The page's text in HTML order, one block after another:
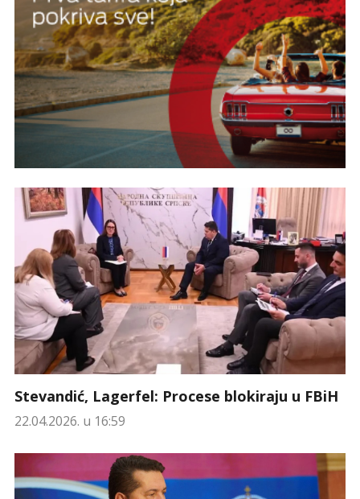
Stevandić, Lagerfel: Procese blokiraju u FBiH
22.04.2026. u 16:59